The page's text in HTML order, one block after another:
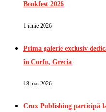
Bookfest 2026
1 iunie 2026
Prima galerie exclusiv
în Corfu, Grecia
18 mai 2026
Crux Publishing participă